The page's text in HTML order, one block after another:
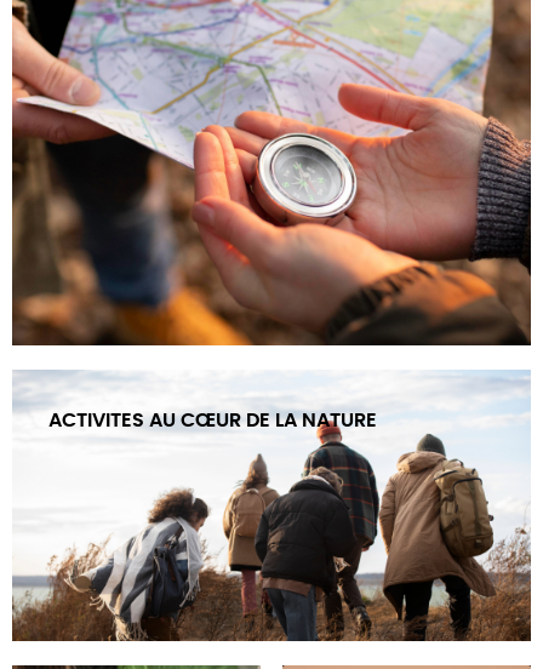
ACTIVITES AU CŒUR DE LA NATURE